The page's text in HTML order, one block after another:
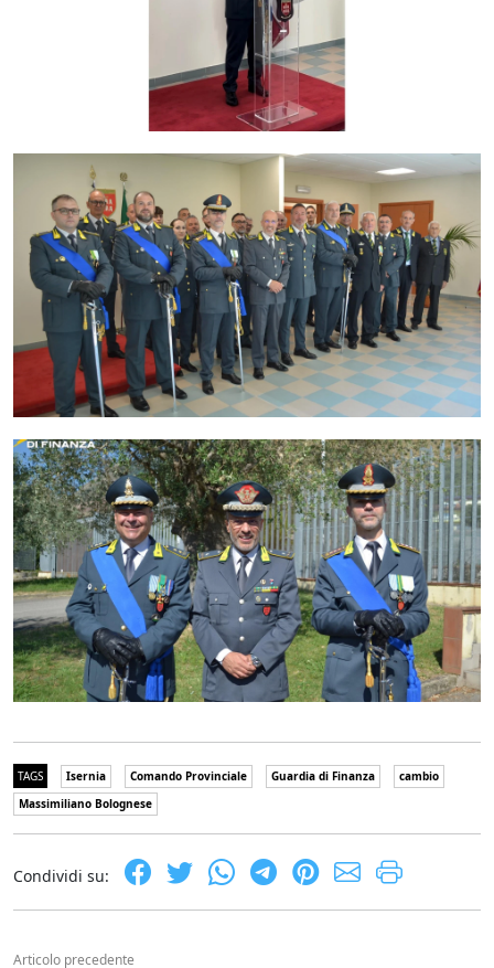
TAGS Isernia Comando Provinciale Guardia di Finanza
cambio
Massimiliano Bolognese
Condividi su:
Articolo precedente